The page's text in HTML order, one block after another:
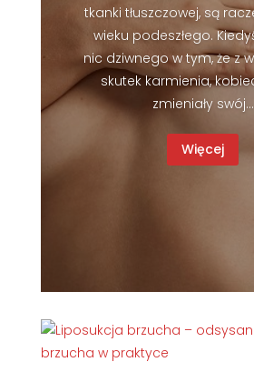
tkanki tłuszczowej, są
wieku podeszłego.
nic dziwnego w tym, że z
skutek karmienia,
zmieniały swój...
Więcej